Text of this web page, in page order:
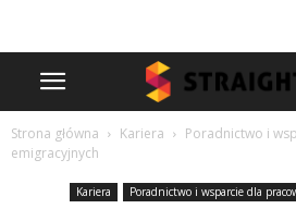
Strona główna Kariera
Poradnictwo i
emigracyjnych
Kariera Poradnictwo i wsparcie dla